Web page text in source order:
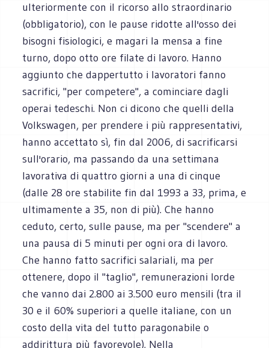
ulteriormente con il ricorso allo straordinario
(obbligatorio), con le pause ridotte all'osso dei
bisogni fisiologici, e magari la mensa a fine
turno, dopo otto ore filate di lavoro. Hanno
aggiunto che dappertutto i lavoratori fanno
sacrifici, "per competere", a cominciare dagli
operai tedeschi. Non ci dicono che quelli della
Volkswagen, per prendere i più rappresentativi,
hanno accettato sì, fin dal 2006, di sacrificarsi
sull'orario, ma passando da una settimana
lavorativa di quattro giorni a una di cinque
(dalle 28 ore stabilite fin dal 1993 a 33, prima, e
ultimamente a 35, non di più). Che hanno
ceduto, certo, sulle pause, ma per "scendere" a
una pausa di 5 minuti per ogni ora di lavoro.
Che hanno fatto sacrifici salariali, ma per
ottenere, dopo il "taglio", remunerazioni lorde
che vanno dai 2.800 ai 3.500 euro mensili (tra il
30 e il 60% superiori a quelle italiane, con un
costo della vita del tutto paragonabile o
addirittura più favorevole). Nella